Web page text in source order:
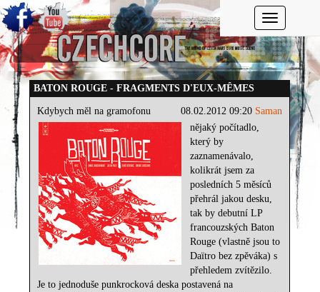
Toggle
BATON ROUGE - FRAGMENTS D'EUX-MÊMES
08.02.2012 09:20 Saman
Kdybych měl na gramofonu
nějaký počítadlo,
který by
zaznamenávalo,
kolikrát jsem za
posledních 5 měsíců
přehrál jakou desku,
tak by debutní LP
francouzských Baton
Rouge (vlastně jsou to
Daïtro bez zpěváka) s
přehledem zvítězilo.
Je to jednoduše punkrocková deska postavená na